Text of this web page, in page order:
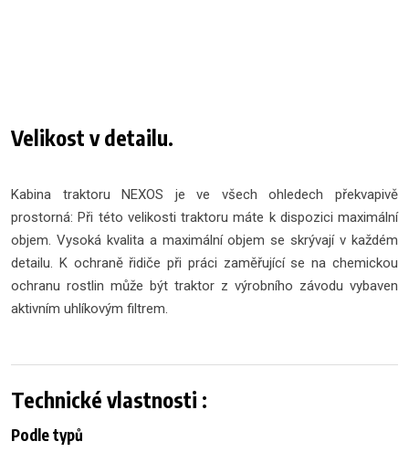
Velikost v detailu.
Kabina traktoru NEXOS je ve všech ohledech překvapivě
prostorná: Při této velikosti traktoru máte k dispozici maximální
objem. Vysoká kvalita a maximální objem se skrývají v každém
detailu. K ochraně řidiče při práci zaměřující se na chemickou
ochranu rostlin může být traktor z výrobního závodu vybaven
aktivním uhlíkovým filtrem.
Technické vlastnosti :
Podle typů